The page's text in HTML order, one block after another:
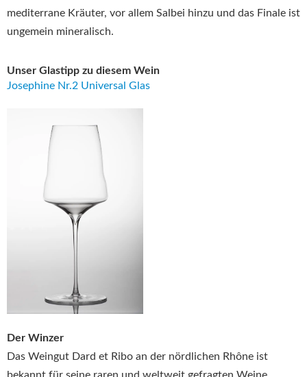
mediterrane Kräuter, vor allem Salbei hinzu und das Finale ist
ungemein mineralisch.
Unser Glastipp zu diesem Wein
Josephine Nr.2 Universal Glas
Der Winzer
Das Weingut Dard et Ribo an der nördlichen Rhône ist